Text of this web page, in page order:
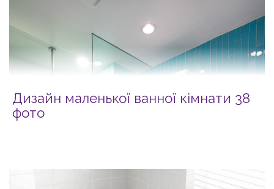
Дизайн маленької ванної кімнати 38
фото